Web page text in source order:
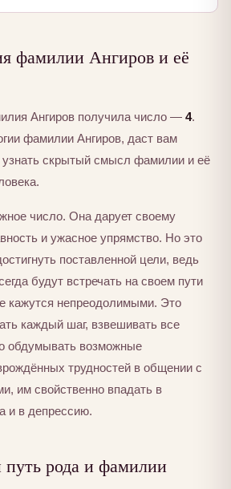
фамилии Ангиров и её
Ангиров получила число — 4.
фамилии Ангиров, даст вам
узнать скрытый смысл фамилии и её
число. Она дарует своему
и ужасное упрямство. Но это
поставленной цели, ведь
будут встречать на своем пути
кажутся непреодолимыми. Это
каждый шаг, взвешивать все
обдумывать возможные
трудностей в общении с
им свойственно впадать в
и в депрессию.
рода и фамилии